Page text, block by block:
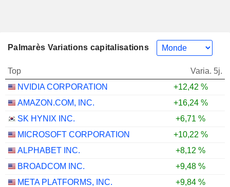
Palmarès Variations capitalisations
Top
Varia. 5j.
NVIDIA CORPORATION
+12,42 %
AMAZON.COM, INC.
+16,24 %
SK HYNIX INC.
+6,71 %
MICROSOFT CORPORATION
+10,22 %
ALPHABET INC.
+8,12 %
BROADCOM INC.
+9,48 %
META PLATFORMS, INC.
+9,84 %